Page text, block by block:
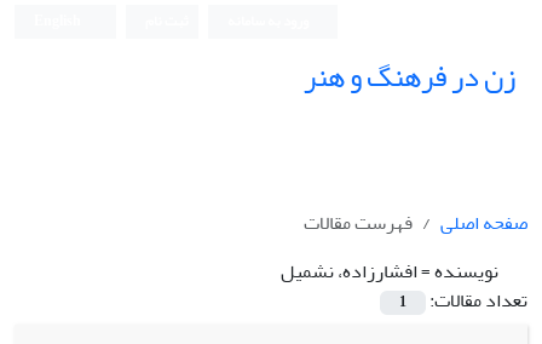
زن در فرهنگ و هنر
صفحه اصلی
فهرست مقالات
نویسنده =افشارزاده، نشمیل
تعداد مقالات:
1